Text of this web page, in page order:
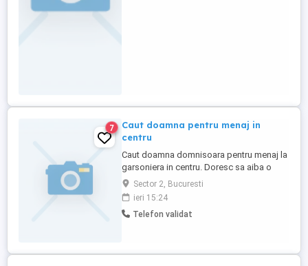
7
Caut doamna pentru menaj in
centru
Caut doamna domnisoara pentru menaj la
garsoniera in centru. Doresc sa aiba o
tinuta placuta. Platesc functie de oferta.
Detalii mesaj whatsapp dupa ora 13 zilnic
Sector 2, Bucuresti
ieri 15:24
Telefon validat